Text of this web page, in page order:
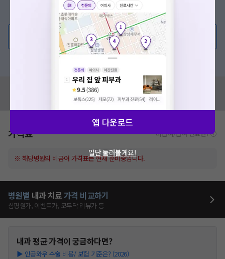
증상/치료, 궁금한 점이 있나요?
의사가 직접 답해드려요!
💬 무엇이든 물어보세요
혹은, 의료상담 서비스에 다양한 게시글 보러가기
혹시 잘못된 병원정보가 있나요?
모두닥 팀에 알려주세요!
가격표 비급여/급여 진료란?
※ 해당병원의 비급여 가격표는 현재 준비중입니다.
병원별 내과 치료가격 비교하기
심평원가, 이벤트가, 모두닥 리뷰가 등
내과평균 가격이 궁금하다면?
▶ 인공와우 수술 비용/ 보험 기준은? (2026)
앱 다운로드
일단 둘러볼게요!